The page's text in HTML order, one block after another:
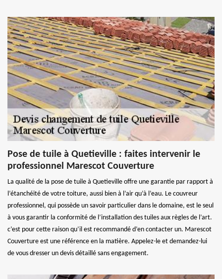
Pose de tuile à Quetieville : faites intervenir le
professionnel Marescot Couverture
La qualité de la pose de tuile à Quetieville offre une garantie par rapport à
l’étanchéité de votre toiture, aussi bien à l’air qu’à l’eau. Le couvreur
professionnel, qui possède un savoir particulier dans le domaine, est le seul
à vous garantir la conformité de l’installation des tuiles aux règles de l’art.
c’est pour cette raison qu’il est recommandé d’en contacter un. Marescot
Couverture est une référence en la matière. Appelez-le et demandez-lui
de vous dresser un devis détaillé sans engagement.